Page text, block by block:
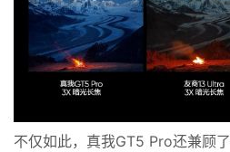
不仅如此， 真我GT5 Pro还兼顾了